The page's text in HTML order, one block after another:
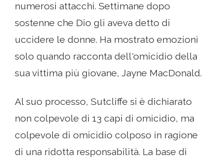
numerosi attacchi. Settimane dopo
sostenne che Dio gli aveva detto di
uccidere le donne. Ha mostrato emozioni
solo quando racconta dell'omicidio della
sua vittima più giovane, Jayne MacDonald.
Al suo processo, Sutcliffe si è dichiarato
non colpevole di 13 capi di omicidio, ma
colpevole di omicidio colposo in ragione
di una ridotta responsabilità. La base di